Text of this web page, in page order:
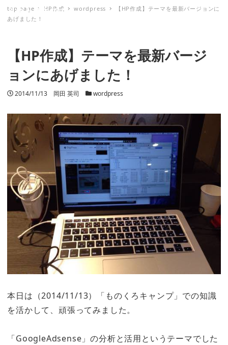
ミナトノキズナ
top page HP作成 wordpress
【HP作成】テーマを最新バージョンに
あげました！
【HP作成】テーマを最新バージ
ョンにあげました！
投稿日
2014/11/13 著者
岡田 英司 カテゴリー
wordpress
本日は（2014/11/13）「ものくろキャンプ」での知識
を活かして、頑張ってみました。
「GoogleAdsense」の分析と活用というテーマでした